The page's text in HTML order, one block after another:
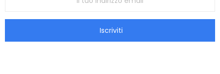
Iscriviti